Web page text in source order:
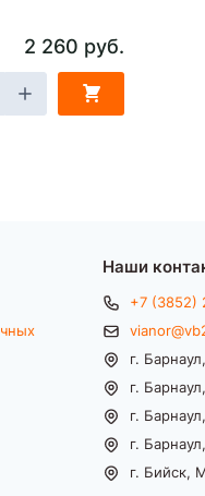
2 260 руб.
Наши
+7 (3852)
г.
г.
г.
г.
г. Бийск,